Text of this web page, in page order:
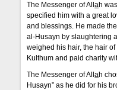
The Messenger of Allah
specified him with a great
and blessings. He made
al-Husayn by slaughtering
weighed his hair, the hair
Kulthum and paid charity
The Messenger of Allah
Husayn” as he did for his